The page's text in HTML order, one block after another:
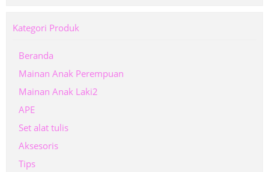
Kategori Produk
Beranda
Mainan Anak Perempuan
Mainan Anak Laki2
APE
Set alat tulis
Aksesoris
Tips